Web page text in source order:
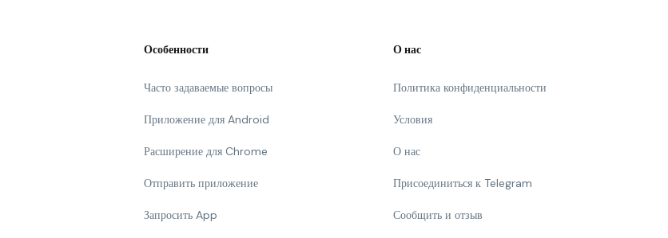
Особенности
Часто задаваемые вопросы
Приложение для Android
Расширение для Chrome
Отправить приложение
Запросить App
О нас
Политика конфиденциальности
Условия
О нас
Присоединиться к Telegram
Сообщить и отзыв